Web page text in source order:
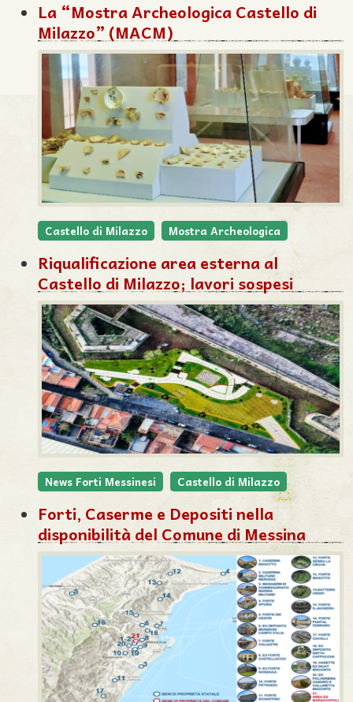
La “Mostra Archeologica Castello di
Milazzo” (MACM)
Castello di Milazzo Mostra Archeologica
Riqualificazione area esterna al
Castello di Milazzo; lavori sospesi
News Forti Messinesi Castello di Milazzo
Forti, Caserme e Depositi nella
disponibilità del Comune di Messina